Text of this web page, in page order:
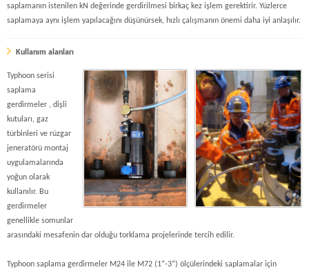
saplamanın istenilen kN değerinde gerdirilmesi birkaç kez işlem gerektirir. Yüzlerce
saplamaya aynı işlem yapılacağını düşünürsek, hızlı çalışmanın önemi daha iyi anlaşılır.
Kullanım alanları
Typhoon serisi
saplama
gerdirmeler , dişli
kutuları, gaz
türbinleri ve rüzgar
jeneratörü montaj
uygulamalarında
yoğun olarak
kullanılır. Bu
gerdirmeler
genellikle somunlar
arasındaki mesafenin dar olduğu torklama projelerinde tercih edilir.
Typhoon saplama gerdirmeler M24 ile M72 (1”-3”) ölçülerindeki saplamalar için